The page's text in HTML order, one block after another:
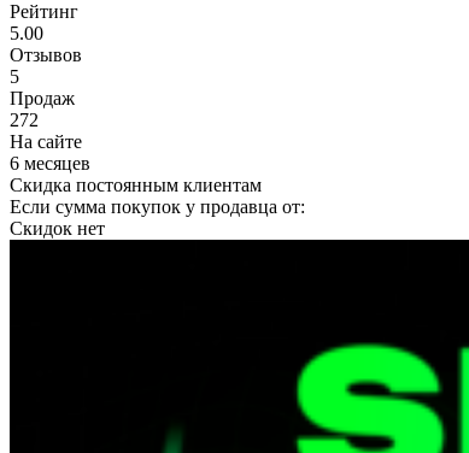
Рейтинг
5.00
Отзывов
5
Продаж
272
На сайте
6 месяцев
Скидка постоянным клиентам
Если сумма покупок у продавца от:
Скидок нет